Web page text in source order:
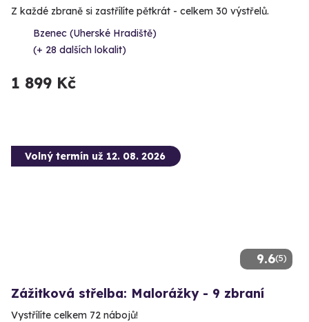
Z každé zbraně si zastřílíte pětkrát - celkem 30 výstřelů.
Bzenec (Uherské Hradiště)
(+ 28 dalších lokalit)
1 899 Kč
9.6(5)
Volný termín už 12. 08. 2026
Zážitková střelba: Malorážky - 9 zbraní
Vystřílíte celkem 72 nábojů!